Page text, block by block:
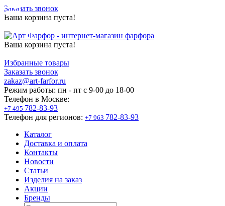
Заказать звонок
Ваша корзина пуста!
Ваша корзина пуста!
Избранные товары
Заказать звонок
zakaz@art-farfor.ru
Режим работы: пн - пт c 9-00 до 18-00
Телефон в Москве:
+7 495 782-83-93
Телефон для регионов: +7 963 782-83-93
Каталог
Доставка и оплата
Контакты
Новости
Статьи
Изделия на заказ
Акции
Бренды